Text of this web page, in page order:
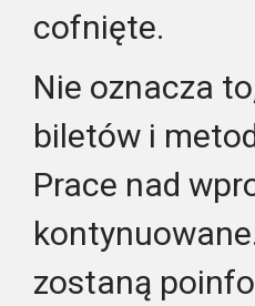
cofnięte.
Nie oznacza
biletów i
Prace nad
zostaną